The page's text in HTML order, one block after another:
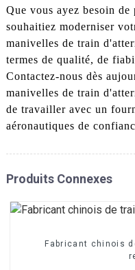
Que vous ayez besoin de
souhaitiez moderniser
manivelles de train
termes de qualité, de
Contactez-nous dès
manivelles de train
de travailler avec un
aéronautiques de
Produits Connexes
Fabricant chinois